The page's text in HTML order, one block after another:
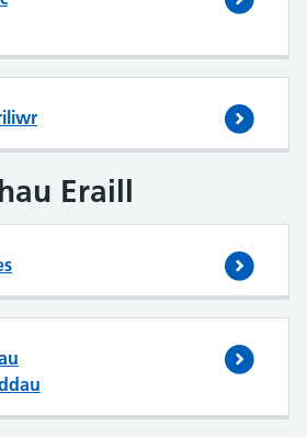
Eraill